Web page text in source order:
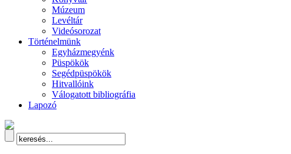
Múzeum
Levéltár
Videósorozat
Történelmünk
Egyházmegyénk
Püspökök
Segédpüspökök
Hitvallóink
Válogatott bibliográfia
Lapozó